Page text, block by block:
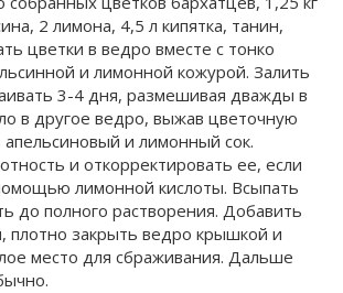
2 лимона, 4,5 л кипятка, танин,
цветки в ведро вместе с тонко
и лимонной кожурой. Залить
3-4 дня, размешивая дважды в
в другое ведро, выжав цветочную
апельсиновый и лимонный сок.
и откорректировать ее, если
лимонной кислоты. Всыпать
до полного растворения. Добавить
плотно закрыть ведро крышкой и
место для сбраживания. Дальше